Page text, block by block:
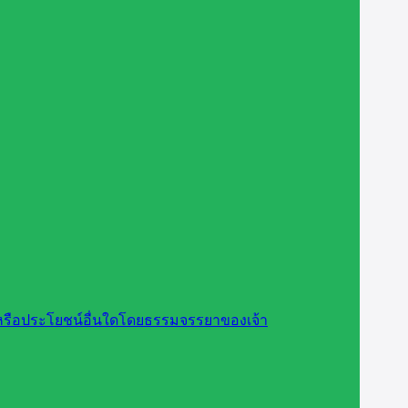
ประโยชน์อื่นใดโดยธรรมจรรยาของเจ้า